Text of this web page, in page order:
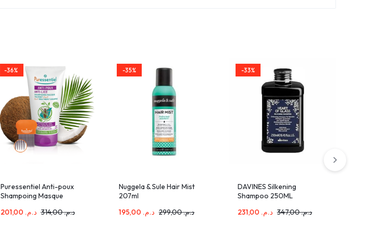
-36%
Puressentiel Anti-poux
Shampoing Masque
د.م. د.م.314,00
-35%
Nuggela & Sule Hair Mist
207ml
د.م.
د.م.299,00
-33%
DAVINES Silkening
Shampoo 250ML
د.م.
د.م.347,00